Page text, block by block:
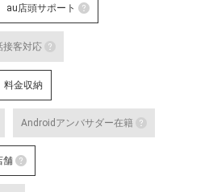
au店頭サポート
教室
トフォン・タブレット教室 を開催して
接客対応
明・修理などのアフターサ
いのある方のサポートが可
国語通訳応対
レビ電話サービスで外国語通訳可能なス
細はこちら
料金収納
外国語スタッフ応対
応対をご希望される場合は事前に店舗
Androidアンバサダー在籍
舗